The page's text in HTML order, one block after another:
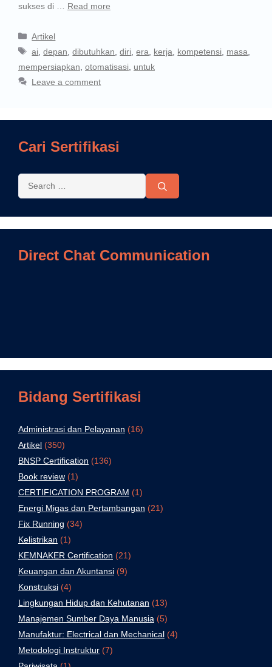
sukses di … Read more
Artikel
ai ,depan ,dibutuhkan ,diri ,era kerja kompetensi masa
mempersiapkan otomatisasi untuk
Leave a comment
Cari Sertifikasi
Direct Chat Communication
Bidang Sertifikasi
Administrasi dan Pelayanan (16)
Artikel (350)
BNSP Certification (136)
Book review (1)
CERTIFICATION PROGRAM (1)
Energi Migas dan Pertambangan (21)
Fix Running (34)
Kelistrikan (1)
KEMNAKER Certification (21)
Keuangan dan Akuntansi (9)
Konstruksi (4)
Lingkungan Hidup dan Kehutanan (13)
Manajemen Sumber Daya Manusia (5)
Manufaktur: Electrical dan Mechanical (4)
Metodologi Instruktur (7)